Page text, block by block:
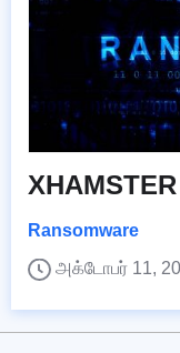
Ransomware
அக்டோபர் 11,